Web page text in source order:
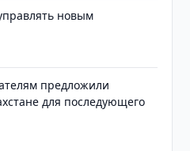
новым
предложили
для последующего